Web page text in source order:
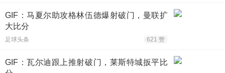
GIF：马夏尔助攻格林伍德爆射破门，曼联扩
大比分
足球头条 621 赞
GIF：瓦尔迪跟上推射破门，莱斯特城扳平比